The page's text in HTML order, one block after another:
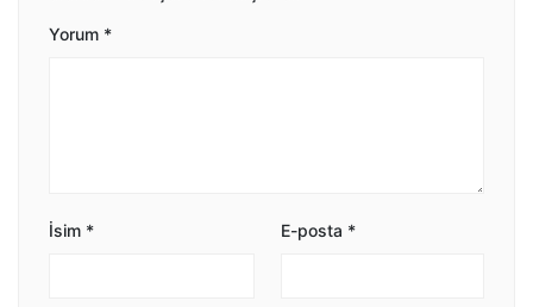
Yorum *
İsim * E-posta *